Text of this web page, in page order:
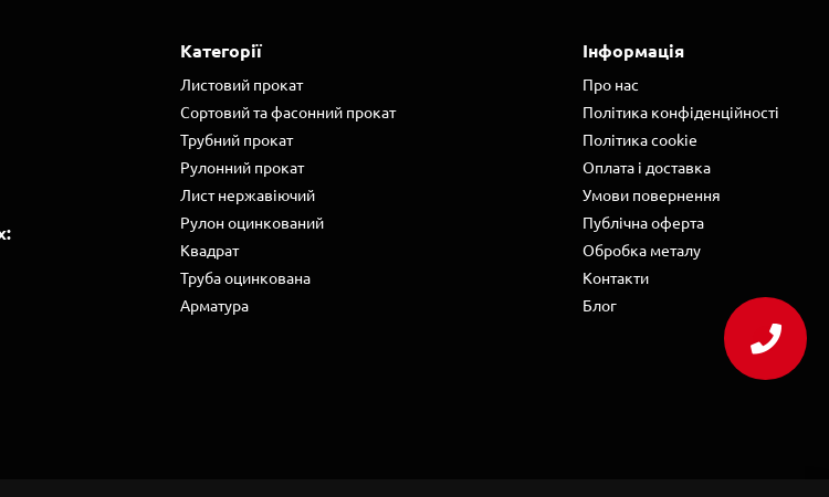
Категорії
Листовий прокат
Сортовий та фасонний прокат
Трубний прокат
Рулонний прокат
Лист нержавіючий
Рулон оцинкований
Квадрат
Труба оцинкована
Арматура
Інформація
Про нас
Політика конфіденційності
Політика cookie
Оплата і доставка
Умови повернення
Публічна оферта
Обробка металу
Контакти
Блог